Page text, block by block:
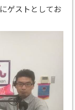
にゲストとしてお